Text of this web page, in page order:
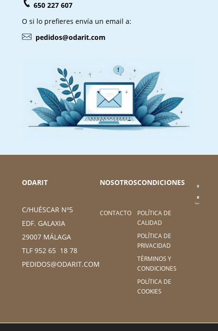
650 227 607
O si lo prefieres envía un email a:
pedidos@odarit.com
ODARIT
C/HUÉSCAR Nº5
EDF. GALAXIA
29007 MÁLAGA
TLF 952 65 18 78
PEDIDOS@ODARIT.COM
NOSOTROS
CONTACTO
CONDICIONES
POLÍTICA DE
CALIDAD
POLÍTICA DE
PRIVACIDAD
TÉRMINOS Y
CONDICIONES
POLÍTICA DE
COOKIES